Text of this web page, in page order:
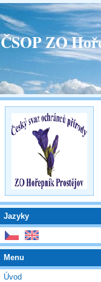
ČSOP ZO
Jazyky
Menu
Úvod